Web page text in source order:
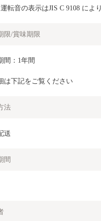
転音の表示はJIS C 9108 によ
限/賞味期限
間：1年間
は下記をご覧ください
法
送
間